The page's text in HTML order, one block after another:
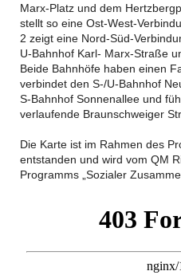
Marx-Platz und dem
stellt so eine Ost-West-
2 zeigt eine Nord-Süd-
U-Bahnhof Karl- Marx-Straße
Beide Bahnhöfe haben einen
verbindet den S-/U-Bahnhof
S-Bahnhof Sonnenallee und
verlaufende Braunschweiger
Die Karte ist im Rahmen des
entstanden und wird vom QM
Programms „Sozialer